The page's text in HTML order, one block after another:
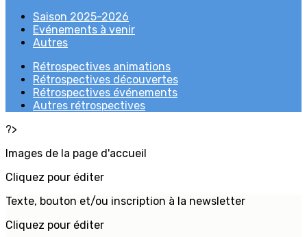
Saison 2025-2026
Evénements à venir
Autres
Rétrospectives animations
Rétrospectives découvertes
Rétrospectives événements
Autres rétrospectives
?>
Images de la page d'accueil
Cliquez pour éditer
Texte, bouton et/ou inscription à la newsletter
Cliquez pour éditer